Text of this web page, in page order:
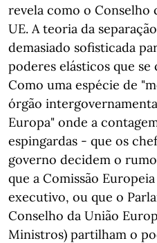
revela como o Conselho
UE. A teoria da
demasiado sofisticada
poderes elásticos que
Como uma espécie de
órgão
Europa" onde a
espingardas - que os
governo decidem o
que a Comissão
executivo, ou que o
Conselho da União
Ministros) partilham o